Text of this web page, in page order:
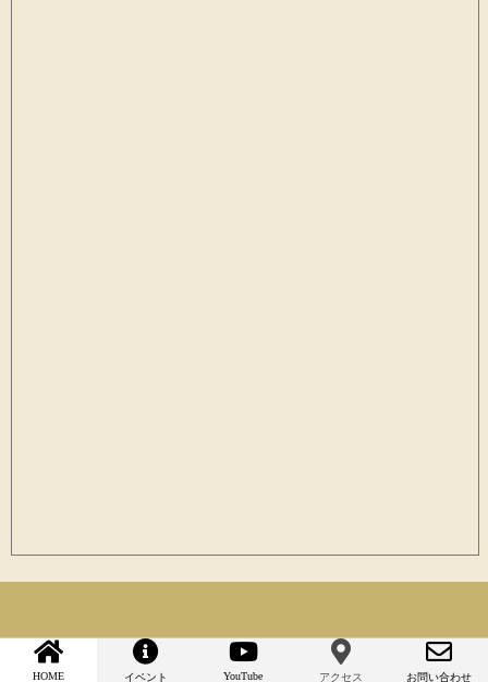
HOME イベント YouTube アクセス お問い合わせ